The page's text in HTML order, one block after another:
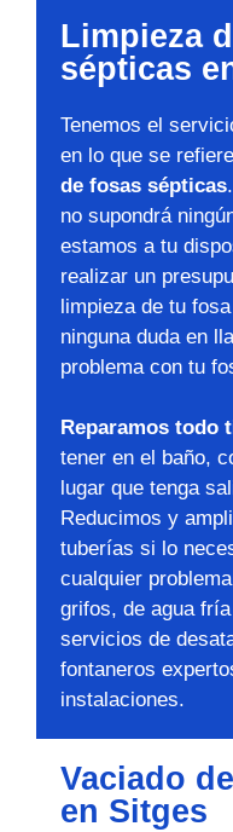
Limpieza
sépticas
Tenemos el
en lo que se
de fosas sépticas
no supondrá
estamos a tu
realizar un
limpieza de tu
ninguna duda en
problema con tu
Reparamos todo
tener en el baño,
lugar que tenga
Reducimos y
tuberías si lo
cualquier
grifos, de agua
servicios de
fontaneros
instalaciones.
Vaciado
en Sitges